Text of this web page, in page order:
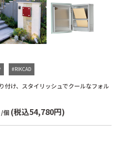
付け、スタイリッシュでクールなフォル
#RIKCAD
/個 (税込54,780円)